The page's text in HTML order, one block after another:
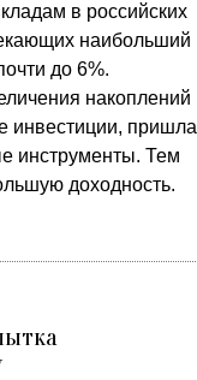
в российских
наибольший
до 6%.
накоплений
инвестиции, пришла
инструменты. Тем
доходность.